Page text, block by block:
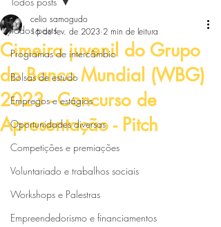
Todos posts
Programas de intercâmbio
Bolsas de estudo
Empregos e estágios
Oportunidades diversas
Competições e premiações
Voluntariado e trabalhos sociais
Workshops e Palestras
Empreendedorismo e financiamentos
Cimeira juvenil do Grupo
do Banco Mundial (WBG)
2023 - Concurso de
Apresentação - Pitch
celio samogudo
16 de fev. de 2023 2 min de leitura